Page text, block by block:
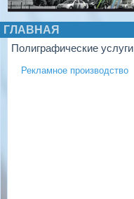
ГЛАВНАЯ
Полиграфические услуги
Рекламное производство